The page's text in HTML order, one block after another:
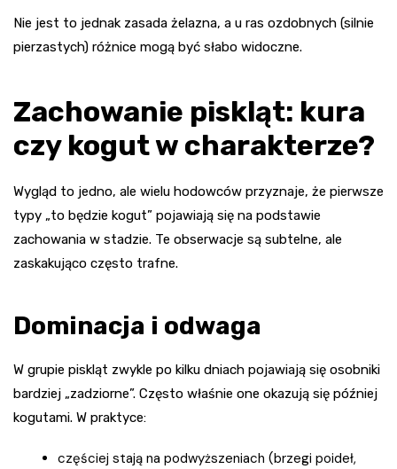
Nie jest to jednak zasada żelazna, a u ras ozdobnych (silnie
pierzastych) różnice mogą być słabo widoczne.
Zachowanie piskląt: kura
czy kogut w charakterze?
Wygląd to jedno, ale wielu hodowców przyznaje, że pierwsze
typy „to będzie kogut” pojawiają się na podstawie
zachowania w stadzie. Te obserwacje są subtelne, ale
zaskakująco często trafne.
Dominacja i odwaga
W grupie piskląt zwykle po kilku dniach pojawiają się osobniki
bardziej „zadziorne”. Często właśnie one okazują się później
kogutami. W praktyce:
częściej stają na podwyższeniach (brzegi poideł,